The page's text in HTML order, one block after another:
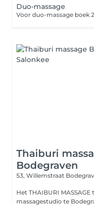
Duo-massage
Thaiburi
Bodegraven
53, Willemstraat
Het THAIBURI
massagestudio te